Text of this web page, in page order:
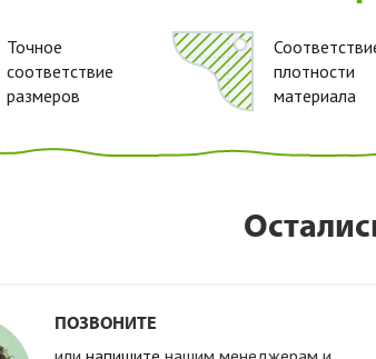
Точное
соответствие
размеров
плотности
материала
ПОЗВОНИТЕ